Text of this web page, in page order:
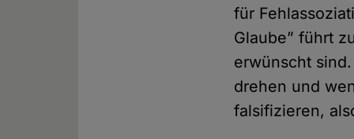
für
Glaube” führt
erwünscht
drehen und
falsifizieren,